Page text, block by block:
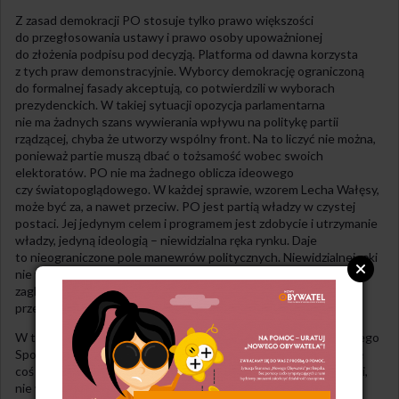
Z zasad demokracji PO stosuje tylko prawo większości
do przegłosowania ustawy i prawo osoby upoważnionej
do złożenia podpisu pod decyzją. Platforma od dawna korzysta
z tych praw demonstracyjnie. Wyborcy demokrację ograniczoną
do formalnej fasady akceptują, co potwierdzili w wyborach
prezydenckich. W takiej sytuacji opozycja parlamentarna
nie ma żadnych szans wywierania wpływu na politykę partii
rządzącej, chyba że utworzy wspólny front. Na to liczyć nie można,
ponieważ partie muszą dbać o tożsamość wobec swoich
elektoratów. PO nie ma żadnego oblicza ideowego
czy światopoglądowego. W każdej sprawie, wzorem Lecha Wałęsy,
może być za, a nawet przeciw. PO jest partią władzy w czystej
postaci. Jej jedynym celem i programem jest zdobycie i utrzymanie
władzy, jedyną ideologią – niewidzialna ręka rynku. Daje
to nieograniczone pole manewrów politycznych. Niewidzialnej ręki
nie widać, a kto zajrzy za kurtynę, dostaje po łapach. Nawet
zaglądanie za kulisy władzy w czasach PRL jest traktowane
przez cały Układ jak zamach na państwo.
W tej sytuacji warto pomyśleć o utworzeniu Sieci Obywatelskiego
Społeczeństwa. Taki SOS, choćby na wypadek, gdyby działo się
coś niedobrego. Po smoleńskiej tragedii ludzie się zaktywizowali,
nie wierzą już ślepo propagandzie, organizują się spontanicznie,